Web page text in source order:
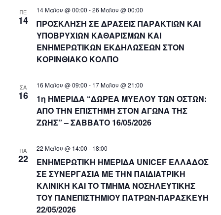
ΠΕ
14
ΠΡΟΣΚΛΗΣΗ ΣΕ ΔΡΑΣΕΙΣ ΠΑΡΑΚΤΙΩΝ ΚΑΙ
ΥΠΟΒΡΥΧΙΩΝ ΚΑΘΑΡΙΣΜΩΝ ΚΑΙ
ΕΝΗΜΕΡΩΤΙΚΩΝ ΕΚΔΗΛΩΣΕΩΝ ΣΤΟΝ
ΚΟΡΙΝΘΙΑΚΟ ΚΟΛΠΟ
14 Μαΐου @ 00:00 -26 Μαΐου @ 00:00
ΣΑ
16
1η ΗΜΕΡΙΔΑ “ΔΩΡΕΑ ΜΥΕΛΟΥ ΤΩΝ ΟΣΤΩΝ:
ΑΠΟ ΤΗΝ ΕΠΙΣΤΗΜΗ ΣΤΟΝ ΑΓΩΝΑ ΤΗΣ
ΖΩΗΣ” – ΣΑΒΒΑΤΟ 16/05/2026
16 Μαΐου @ 09:00 - 17 Μαΐου @ 21:00
ΠΑ
22
ΕΝΗΜΕΡΩΤΙΚΗ ΗΜΕΡΙΔΑ UNICEF ΕΛΛΑΔΟΣ
ΣΕ ΣΥΝΕΡΓΑΣΙΑ ΜΕ ΤΗΝ ΠΑΙΔΙΑΤΡΙΚΗ
ΚΛΙΝΙΚΗ ΚΑΙ ΤΟ ΤΜΗΜΑ ΝΟΣΗΛΕΥΤΙΚΗΣ
ΤΟΥ ΠΑΝΕΠΙΣΤΗΜΙΟΥ ΠΑΤΡΩΝ-ΠΑΡΑΣΚΕΥΗ
22/05/2026
22 Μαΐου @ 14:00 - 18:00